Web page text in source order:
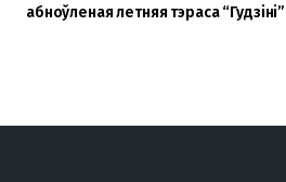
абноўленая летняя тэраса “Гудзіні”